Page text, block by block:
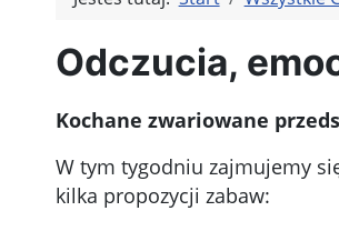
Odczucia,
Kochane zwariowane
W tym tygodniu zajmujemy
kilka propozycji zabaw: